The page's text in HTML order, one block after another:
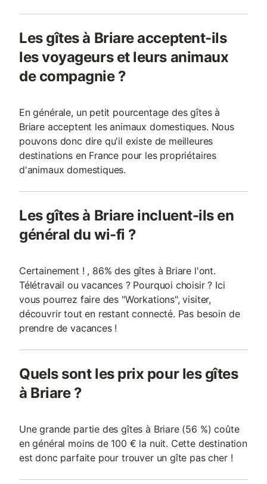
Les gîtes à Briare acceptent-ils
les voyageurs et leurs animaux
de compagnie ?
En générale, un petit pourcentage des gîtes à
Briare acceptent les animaux domestiques. Nous
pouvons donc dire qu'il existe de meilleures
destinations en France pour les propriétaires
d'animaux domestiques.
Les gîtes à Briare incluent-ils en
général du wi-fi ?
Certainement ! , 86% des gîtes à Briare l'ont.
Télétravail ou vacances ? Pourquoi choisir ? Ici
vous pourrez faire des "Workations", visiter,
découvrir tout en restant connecté. Pas besoin de
prendre de vacances !
Quels sont les prix pour les gîtes
à Briare ?
Une grande partie des gîtes à Briare (56 %) coûte
en général moins de 100 € la nuit. Cette destination
est donc parfaite pour trouver un gîte pas cher !